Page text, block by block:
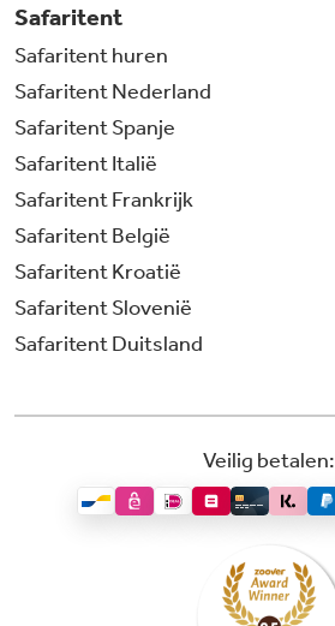
Safaritent
Safaritent huren
Safaritent Nederland
Safaritent Spanje
Safaritent Italië
Safaritent Frankrijk
Safaritent België
Safaritent Kroatië
Safaritent Slovenië
Safaritent Duitsland
Veilig betalen: